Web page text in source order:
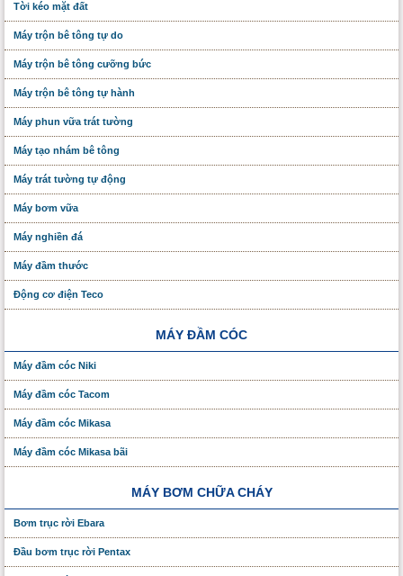
Tời kéo mặt đất
Máy trộn bê tông tự do
Máy trộn bê tông cưỡng bức
Máy trộn bê tông tự hành
Máy phun vữa trát tường
Máy tạo nhám bê tông
Máy trát tường tự động
Máy bơm vữa
Máy nghiền đá
Máy đầm thước
Động cơ điện Teco
MÁY ĐẦM CÓC
Máy đầm cóc Niki
Máy đầm cóc Tacom
Máy đầm cóc Mikasa
Máy đầm cóc Mikasa bãi
MÁY BƠM CHỮA CHÁY
Bơm trục rời Ebara
Đầu bơm trục rời Pentax